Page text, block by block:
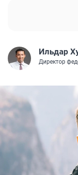
Ильдар
Директор